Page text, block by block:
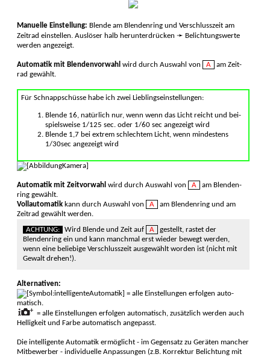
Manuelle Einstellung: Blende am Blenden­ring und Verschluss­zeit am
Zeit­rad ein­stellen. Auslöser halb herunter­drücken ➛ Belichtungs­werte
werden ange­zeigt.
Auto­matik mit Blenden­vorwahl wird durch Auswahl von A
am Zeit­
rad ge­wählt.
Für Schnappschüsse habe ich zwei Lieblings­einstel­lungen:
Blende 16, natürlich nur, wenn wenn das Licht reicht und bei­
spiels­weise 1/125 sec. oder 1/60 sec ange­zeigt wird
Blende 1,7 bei extrem schlech­tem Licht, wenn mindes­tens
1/30sec ange­zeigt wird
Auto­matik mit Zeit­vorwahl wird durch Auswahl von A
am Blenden­
ring ge­wählt.
Vollauto­matik kann durch Auswahl von A
am Blenden­ring und am
Zeit­rad ge­wählt werden.
ACHTUNG:
Wird Blende und Zeit auf A
gestellt, rastet der
Blenden­ring ein und kann manch­mal erst wieder bewegt werden,
wenn eine belie­bige Verschluss­zeit ausge­wählt worden ist (nicht mit
Ge­walt drehen!).
Alternativen:
= alle Einstellungen erfol­gen auto­
matisch.
= alle Einstellungen erfol­gen auto­matisch, zusätzlich werden auch
Hellig­keit und Farbe auto­matisch ange­passt.
Die intelligente Auto­matik ermög­licht - im Gegen­satz zu Geräten mancher
Mit­bewer­ber - individuelle Anpassun­gen (z.B. Korrek­tur Belich­tung mit